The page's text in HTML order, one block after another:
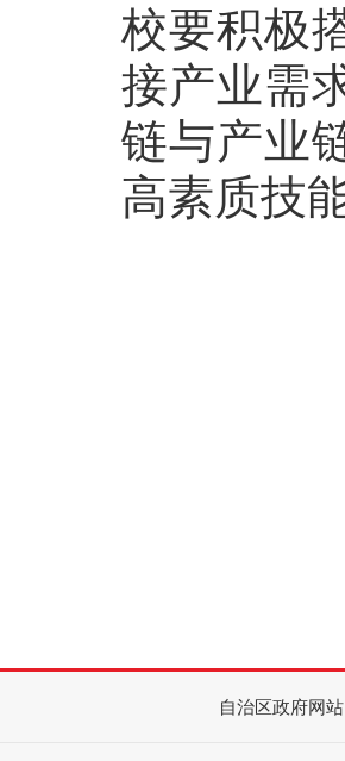
校要积极
接产业需
链与产业
高素质技
自治区政府网站